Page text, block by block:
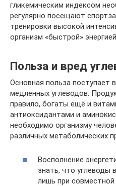
гликемическим индексом
регулярно посещают
тренировки высокой
организм «быстрой»
Польза и вред
Основная польза поступает
медленных углеводов.
правило, богаты ещё и
антиоксидантами и
необходимо организму
различных метаболических
Восполнение
знать, что
лишь при